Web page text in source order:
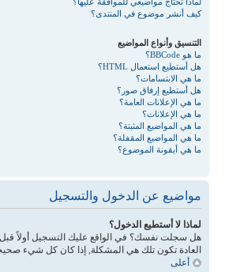
كيف أنشر موضوع في المنتدى؟
التنسيق وأنواع المواضيع
ما هو BBCode؟
هل أستطيع استعمال HTML؟
ما هي الابتسامات؟
هل أستطيع إرفاق صور؟
ما هي الإعلانات العامة؟
ما هي الإعلانات؟
ما هي المواضيع المثبتة؟
ما هي المواضيع المقفلة؟
ما هي أيقونة الموضوع؟
مواضيع عن الدخول والتسجيل
لماذا لا أستطيع الدخول؟
هل سجلت نفسك؟ في الواقع عليك التسجيل أولاً
العادة تكون تلك هي المشكلة, إذا كان كل شيء
أعلى